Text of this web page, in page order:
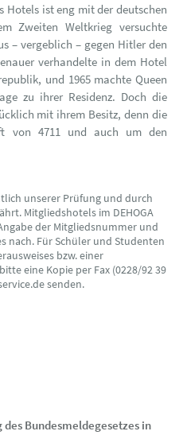
Hotels ist eng mit der deutschen
Zweiten Weltkrieg versuchte
– vergeblich – gegen Hitler den
verhandelte in dem Hotel
und 1965 machte Queen
zu ihrer Residenz. Doch die
mit ihrem Besitz, denn die
von 4711 und auch um den
unserer Prüfung und durch
Mitgliedshotels im DEHOGA
der Mitgliedsnummer und
nach. Für Schüler und Studenten
bzw. einer
eine Kopie per Fax (0228/92 39
senden.
Bundesmeldegesetzes in